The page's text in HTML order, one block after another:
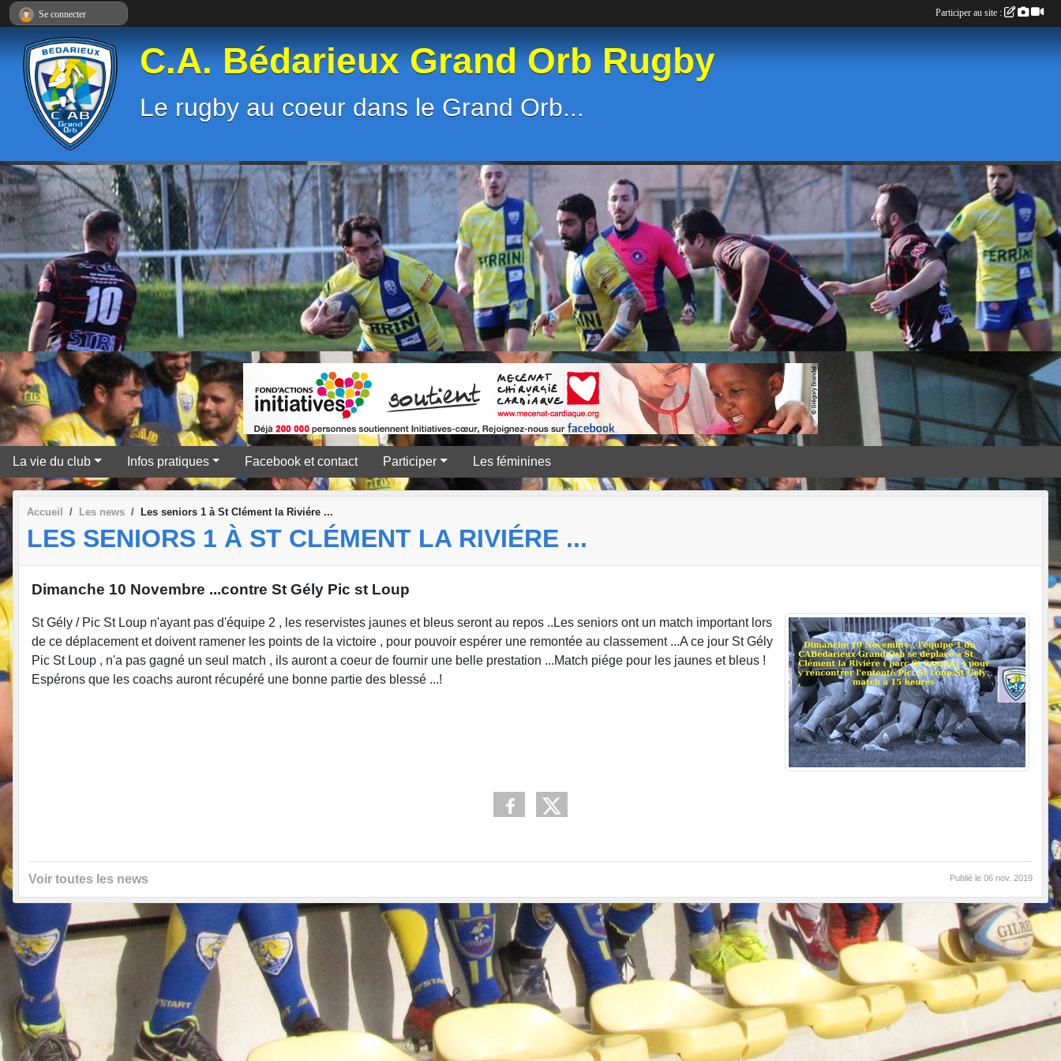
C.A. Bédarieux Grand Orb Rugby
Le rugby au coeur dans le Grand Orb...
La vie du club Infos pratiques Facebook et contact Participer Les féminines
Accueil Les news Les seniors 1 à St Clément la Riviére ...
LES SENIORS 1 À ST CLÉMENT LA RIVIÉRE ...
Dimanche 10 Novembre ...contre St Gély Pic st Loup
St Gély / Pic St Loup n'ayant pas d'équipe 2 , les reservistes jaunes et bleus seront au repos ..Les seniors ont un match important lors
de ce déplacement et doivent ramener les points de la victoire , pour pouvoir espérer une remontée au classement ...A ce jour St Gély
Pic St Loup , n'a pas gagné un seul match , ils auront a coeur de fournir une belle prestation ...Match piége pour les jaunes et bleus !
Espérons que les coachs auront récupéré une bonne partie des blessé ...!
Voir toutes les news Publié le 06 nov. 2019
Se connecter Participer au site :
Panneau de gestion des cookies